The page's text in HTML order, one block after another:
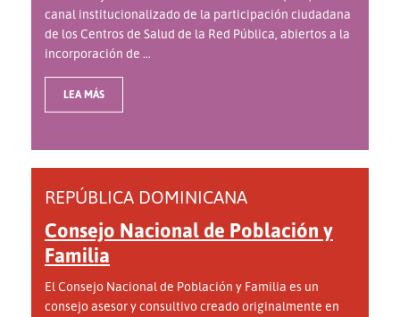
canal institucionalizado de la participación ciudadana
de los Centros de Salud de la Red Pública, abiertos a la
incorporación de ...
LEA MÁS
REPÚBLICA DOMINICANA
Consejo Nacional de Población y
Familia
El Consejo Nacional de Población y Familia es un
consejo asesor y consultivo creado originalmente en